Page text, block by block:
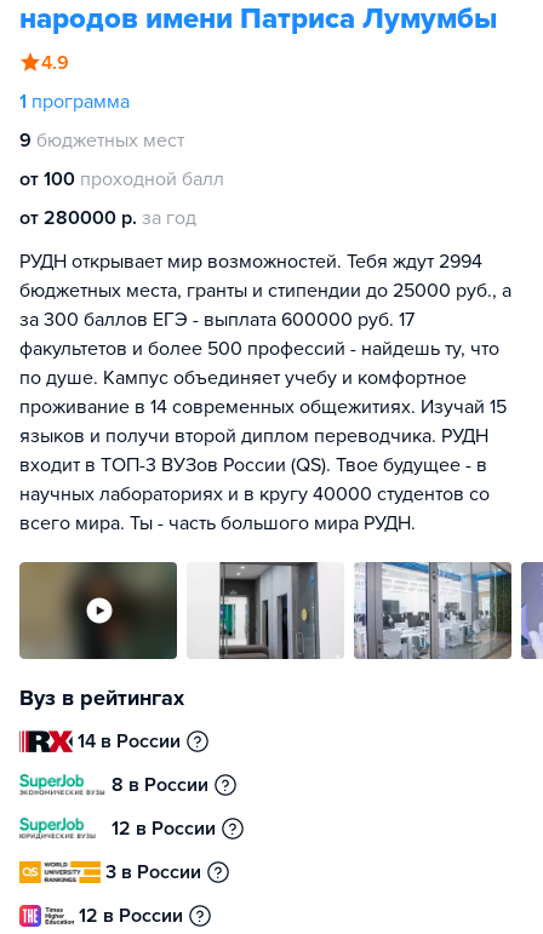
народов имени Патриса Лумумбы
4.9
1 программа
9 бюджетных мест
от 100 проходной балл
от 280000 р. за год
РУДН открывает мир возможностей. Тебя ждут 2994
бюджетных места, гранты и стипендии до 25000 руб., а
за 300 баллов ЕГЭ - выплата 600000 руб. 17
факультетов и более 500 профессий - найдешь ту, что
по душе. Кампус объединяет учебу и комфортное
проживание в 14 современных общежитиях. Изучай 15
языков и получи второй диплом переводчика. РУДН
входит в ТОП-3 ВУЗов России (QS). Твое будущее - в
научных лабораториях и в кругу 40000 студентов со
всего мира. Ты - часть большого мира РУДН.
Вуз в рейтингах
14 в России
8 в России
12 в России
3 в России
12 в России